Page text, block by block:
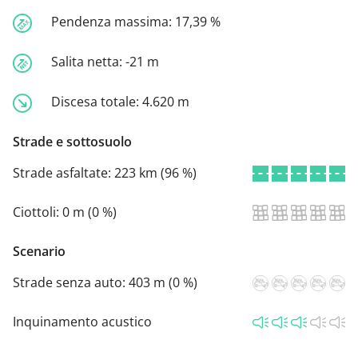
Pendenza massima: 17,39 %
Salita netta: -21 m
Discesa totale: 4.620 m
Strade e sottosuolo
Strade asfaltate: 223 km (96 %)
Ciottoli: 0 m (0 %)
Scenario
Strade senza auto: 403 m (0 %)
Inquinamento acustico